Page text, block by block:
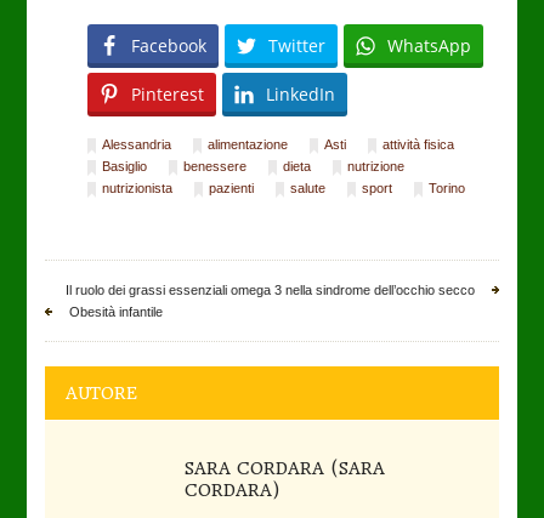
Facebook Twitter WhatsApp
Pinterest LinkedIn
Alessandria alimentazione Asti
attività fisica
Basiglio
benessere dieta
nutrizione
nutrizionista
pazienti salute sport Torino
Il ruolo dei grassi essenziali omega 3 nella sindrome dell’occhio secco
Obesità infantile
AUTORE
SARA CORDARA (SARA
CORDARA)